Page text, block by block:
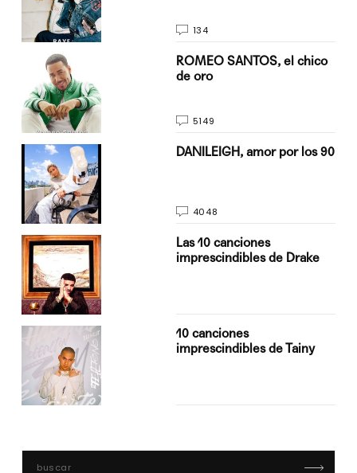
134
ROMEO SANTOS, el chico
de oro
5149
DANILEIGH, amor por los 90
4048
Las 10 canciones
imprescindibles de Drake
10 canciones
imprescindibles de Tainy